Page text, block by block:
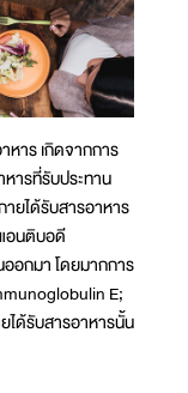
าร เกิดจากการ
ารที่รับประทาน
ายได้รับสารอาหาร
อนติบอดี
อกมา โดยมากการ
E;
ได้รับสารอาหารนั้น